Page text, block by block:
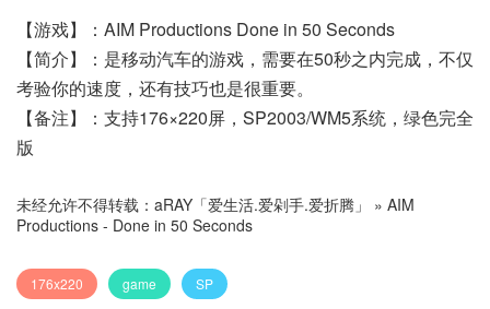
【游戏】：AIM Productions Done in 50 Seconds
【简介】：是移动汽车的游戏，需要在50秒之内完成，不仅
考验你的速度，还有技巧也是很重要。
【备注】：支持176×220屏，SP2003/WM5系统，绿色完全
版
未经允许不得转载： aRAY「爱生活.爱剁手.爱折腾」 » AIM
Productions - Done in 50 Seconds
176x220 game SP